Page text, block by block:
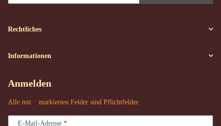
Rechtliches
Informationen
Anmelden
Alle mit * markierten Felder sind Pflichtfelder.
E-Mail-Adresse